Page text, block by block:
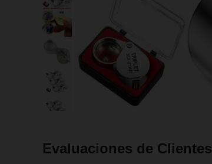
Evaluaciones de Clientes